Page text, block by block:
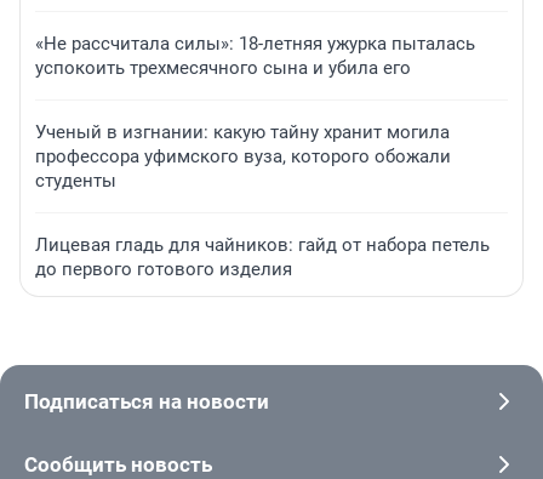
«Не рассчитала силы»: 18-летняя ужурка пыталась
успокоить трехмесячного сына и убила его
Ученый в изгнании: какую тайну хранит могила
профессора уфимского вуза, которого обожали
студенты
Лицевая гладь для чайников: гайд от набора петель
до первого готового изделия
Подписаться на новости
Сообщить новость